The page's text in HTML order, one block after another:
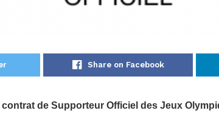
Share on Facebook
de Supporteur Officiel des Jeux